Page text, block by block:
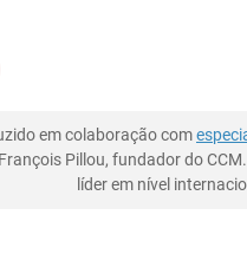
em colaboração com
Pillou, fundador do
líder em nível